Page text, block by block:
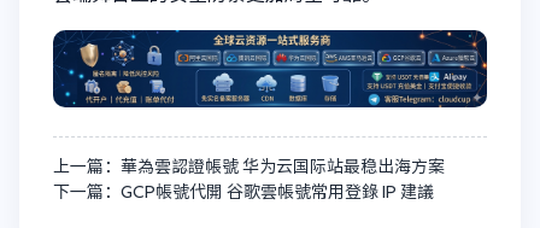
上一篇：華為雲認證帳號 华为云国际站最稳出海方案
下一篇：GCP帳號代開 谷歌雲帳號常用登錄 IP 建議